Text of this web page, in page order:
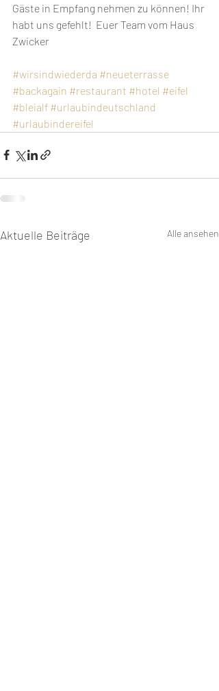
Gäste in Empfang nehmen zu können! Ihr
habt uns gefehlt!  Euer Team vom Haus
Zwicker
#wirsindwiederda #neueterrasse
#backagain #restaurant #hotel #eifel
#bleialf #urlaubindeutschland
#urlaubindereifel
Aktuelle Beiträge Alle ansehen